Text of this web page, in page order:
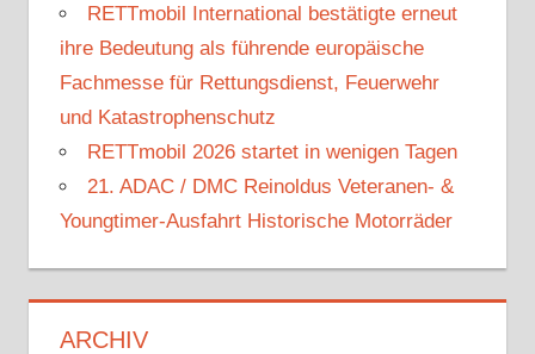
RETTmobil International bestätigte erneut
ihre Bedeutung als führende europäische
Fachmesse für Rettungsdienst, Feuerwehr
und Katastrophenschutz
RETTmobil 2026 startet in wenigen Tagen
21. ADAC / DMC Reinoldus Veteranen- &
Youngtimer-Ausfahrt Historische Motorräder
ARCHIV